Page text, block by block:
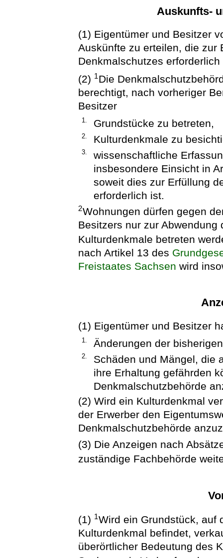
Auskunfts-
(1) Eigentümer und Besitzer
Auskünfte zu erteilen, die zur
Denkmalschutzes erforderlich
(2) 1Die
berechtigt, nach vorheriger
Besitzer
1. Grundstücke zu betreten,
2. Kulturdenkmale zu
3.
wissenschaftliche
insbesondere Einsicht in
soweit dies zur Erfüllung
erforderlich ist.
2Wohnungen dürfen gegen
Besitzers nur zur Abwendung
Kulturdenkmale betreten
nach Artikel 13 des
Freistaates Sachsen wird
(1) Eigentümer und Besitzer
1. Änderungen der
2.
Schäden und Mängel, die
ihre Erhaltung gefährden
Denkmalschutzbehörde
(2) Wird ein Kulturdenkmal
der Erwerber den
Denkmalschutzbehörde
(3) Die Anzeigen nach
zuständige Fachbehörde
(1) 1Wird ein Grundstück, auf
Kulturdenkmal befindet,
überörtlicher Bedeutung des